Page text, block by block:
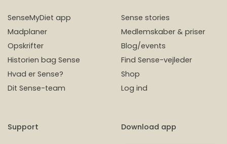
SenseMyDiet app
Madplaner
Opskrifter
Historien bag Sense
Hvad er Sense?
Dit Sense-team
Sense stories
Medlemskaber & priser
Blog/events
Find Sense-vejleder
Shop
Log ind
Support Download app